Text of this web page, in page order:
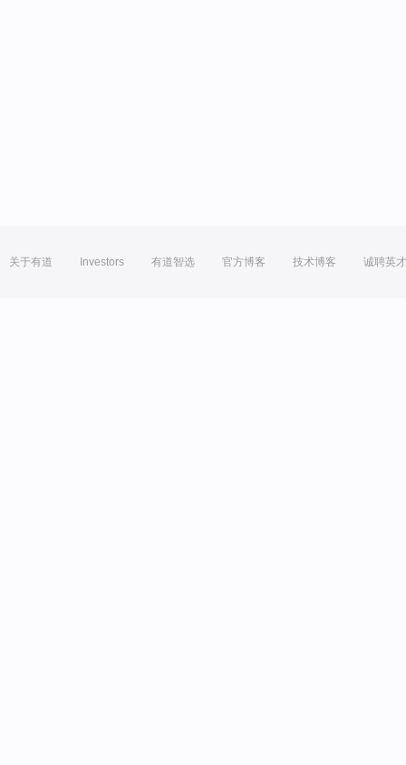
关于有道 Investors 有道智选 官方博客 技术博客 诚聘英才